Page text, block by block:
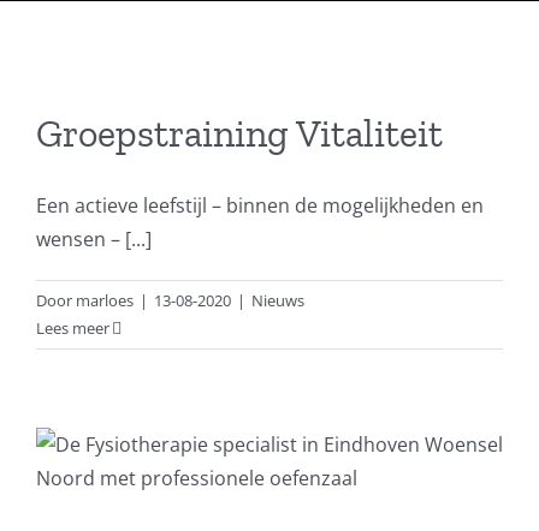
Groepstraining Vitaliteit
Een actieve leefstijl – binnen de mogelijkheden en
wensen – [...]
Door marloes | 13-08-2020 | Nieuws
Lees meer